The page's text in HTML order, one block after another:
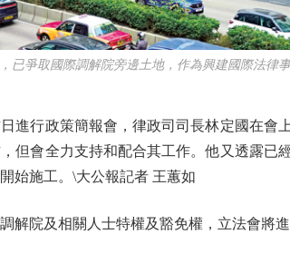
爭取國際調解院旁邊土地，作為興建國際法律事
行政策簡報會，律政司司長林定國在會
但會全力支持和配合其工作。他又透露已
始施工。\大公報記者 王蕙如
院及相關人士特權及豁免權，立法會將進